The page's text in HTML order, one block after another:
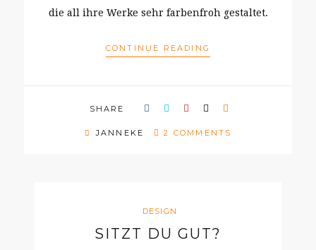
die all ihre Werke sehr farbenfroh gestaltet.
CONTINUE READING
SHARE
JANNEKE 2 COMMENTS
DESIGN
SITZT DU GUT?